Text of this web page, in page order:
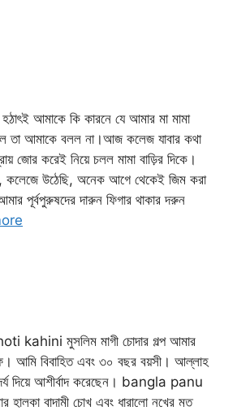
আমাকে কি কারনে যে আমার মা মামা
তা আমাকে বলল না।আজ কলেজ যাবার কথা
জোর করেই নিয়ে চলল মামা বাড়ির দিকে।
কলেজে উঠেছি, অনেক আগে থেকেই জিম করা
পূর্বপুরুষদের দারুন ফিগার থাকার দরুন
মুসলিম মাগী চোদার গল্প আমার
আমি বিবাহিত এবং ৩০ বছর বয়সী। আল্লাহ
দিয়ে আশীর্বাদ করেছেন। bangla panu
বাদামী চোখ এবং ধারালো নখের মত